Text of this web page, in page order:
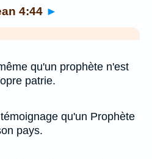
4:44 ►
qu'un prophète n'est
patrie.
qu'un Prophète
pays.